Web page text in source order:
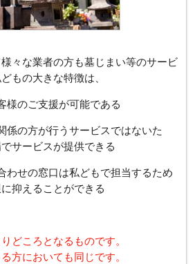
々な業者の方も墓じまい等のサービ
もの大きな特徴は、
様のご支援が可能である
係の方が行うサービスではないた
サービスが提供できる
わせの窓口は私どもで担当するため
抑えることができる
どころとなるものです。
方においても同じです。